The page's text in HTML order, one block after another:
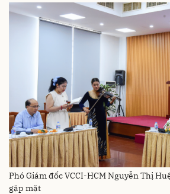
Phó Giám đốc VCCI-HCM Nguyễn Thị
gặp mặt